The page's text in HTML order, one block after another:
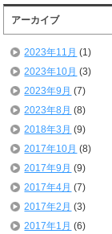
アーカイブ
2023年11月 (1)
2023年10月 (3)
2023年9月 (7)
2023年8月 (8)
2018年3月 (9)
2017年10月 (8)
2017年9月 (9)
2017年4月 (7)
2017年2月 (3)
2017年1月 (6)